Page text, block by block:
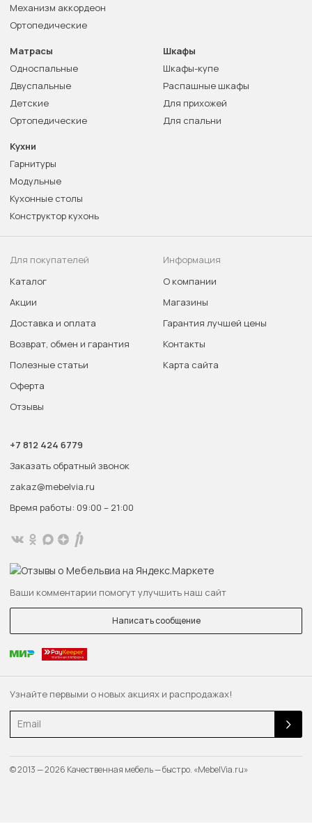
Узнайте первыми о новых акциях и распродажах!
Механизм аккордеон
Ортопедические
Матрасы
Односпальные
Двуспальные
Детские
Ортопедические
Шкафы
Шкафы-купе
Распашные шкафы
Для прихожей
Для спальни
Кухни
Гарнитуры
Модульные
Кухонные столы
Конструктор кухонь
Для покупателей
Каталог
Акции
Доставка и оплата
Возврат, обмен и гарантия
Полезные статьи
Оферта
Отзывы
Информация
О компании
Магазины
Гарантия лучшей цены
Контакты
Карта сайта
+7 812 424 6779
Заказать обратный звонок
zakaz@mebelvia.ru
Время работы: 09:00 – 21:00
Ваши комментарии помогут улучшить наш сайт
Написать сообщение
© 2013 — 2026 Качественная мебель — быстро. «MebelVia.ru»